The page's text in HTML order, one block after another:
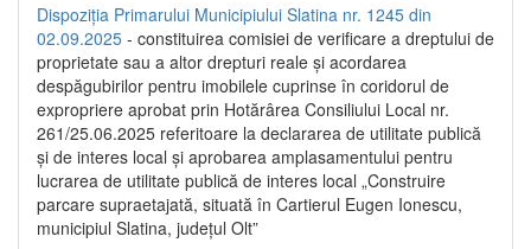
Dispoziția Primarului Municipiului Slatina nr. 1245 din
02.09.2025 - constituirea comisiei de verificare a dreptului de
proprietate sau a altor drepturi reale și acordarea
despăgubirilor pentru imobilele cuprinse în coridorul de
expropriere aprobat prin Hotărârea Consiliului Local nr.
261/25.06.2025 referitoare la declararea de utilitate publică
și de interes local și aprobarea amplasamentului pentru
lucrarea de utilitate publică de interes local „Construire
parcare supraetajată, situată în Cartierul Eugen Ionescu,
municipiul Slatina, județul Olt”